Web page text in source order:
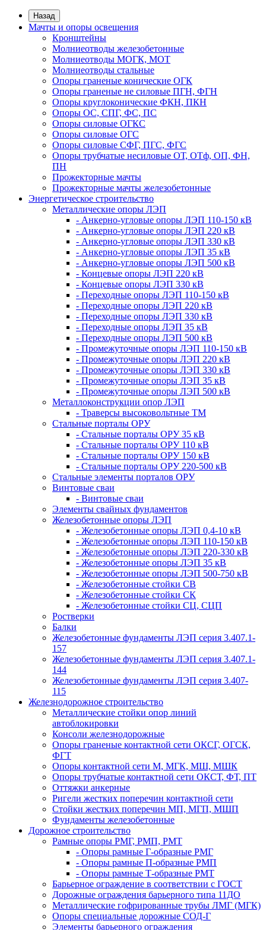
Назад
Мачты и опоры освещения
Кронштейны
Молниеотводы железобетонные
Молниеотводы МОГК, МОТ
Молниеотводы стальные
Опоры граненые конические ОГК
Опоры граненые не силовые ПГН, ФГН
Опоры круглоконические ФКН, ПКН
Опоры ОС, СПГ, ФС, ПС
Опоры силовые ОГКС
Опоры силовые ОГС
Опоры силовые СФГ, ПГС, ФГС
Опоры трубчатые несиловые ОТ, ОТф, ОП, ФН,
ПН
Прожекторные мачты
Прожекторные мачты железобетонные
Энергетическое строительство
Металлические опоры ЛЭП
- Анкерно-угловые опоры ЛЭП 110-150 кВ
- Анкерно-угловые опоры ЛЭП 220 кВ
- Анкерно-угловые опоры ЛЭП 330 кВ
- Анкерно-угловые опоры ЛЭП 35 кВ
- Анкерно-угловые опоры ЛЭП 500 кВ
- Концевые опоры ЛЭП 220 кВ
- Концевые опоры ЛЭП 330 кВ
- Переходные опоры ЛЭП 110-150 кВ
- Переходные опоры ЛЭП 220 кВ
- Переходные опоры ЛЭП 330 кВ
- Переходные опоры ЛЭП 35 кВ
- Переходные опоры ЛЭП 500 кВ
- Промежуточные опоры ЛЭП 110-150 кВ
- Промежуточные опоры ЛЭП 220 кВ
- Промежуточные опоры ЛЭП 330 кВ
- Промежуточные опоры ЛЭП 35 кВ
- Промежуточные опоры ЛЭП 500 кВ
Металлоконструкции опор ЛЭП
- Траверсы высоковольтные ТМ
Стальные порталы ОРУ
- Стальные порталы ОРУ 35 кВ
- Стальные порталы ОРУ 110 кВ
- Стальные порталы ОРУ 150 кВ
- Стальные порталы ОРУ 220-500 кВ
Стальные элементы порталов ОРУ
Винтовые сваи
- Винтовые сваи
Элементы свайных фундаментов
Железобетонные опоры ЛЭП
- Железобетонные опоры ЛЭП 0,4-10 кВ
- Железобетонные опоры ЛЭП 110-150 кВ
- Железобетонные опоры ЛЭП 220-330 кВ
- Железобетонные опоры ЛЭП 35 кВ
- Железобетонные опоры ЛЭП 500-750 кВ
- Железобетонные стойки СВ
- Железобетонные стойки СК
- Железобетонные стойки СЦ, СЦП
Ростверки
Балки
Железобетонные фундаменты ЛЭП серия 3.407.1-
157
Железобетонные фундаменты ЛЭП серия 3.407.1-
144
Железобетонные фундаменты ЛЭП серия 3.407-
115
Железнодорожное строительство
Металлические стойки опор линий
автоблокировки
Консоли железнодорожные
Опоры граненые контактной сети ОКСГ, ОГСК,
ФГТ
Опоры контактной сети М, МГК, МШ, МШК
Опоры трубчатые контактной сети ОКСТ, ФТ, ПТ
Оттяжки анкерные
Ригели жестких поперечин контактной сети
Стойки жестких поперечин МП, МГП, МШП
Фундаменты железобетонные
Дорожное строительство
Рамные опоры РМГ, РМП, РМТ
- Опоры рамные Г-образные РМГ
- Опоры рамные П-образные РМП
- Опоры рамные Т-образные РМТ
Барьерное ограждение в соответствии с ГОСТ
Дорожные ограждения барьерного типа 11ДО
Металлические гофрированные трубы ЛМГ (МГК)
Опоры специальные дорожные СОД-Г
Элементы барьерного ограждения